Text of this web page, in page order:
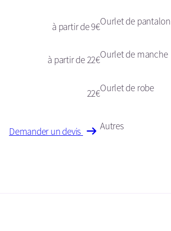
à partir de 9€
à partir de 22€
22€
Demander un devis
Ourlet de pantalon
Ourlet de manche
Ourlet de robe
Autres